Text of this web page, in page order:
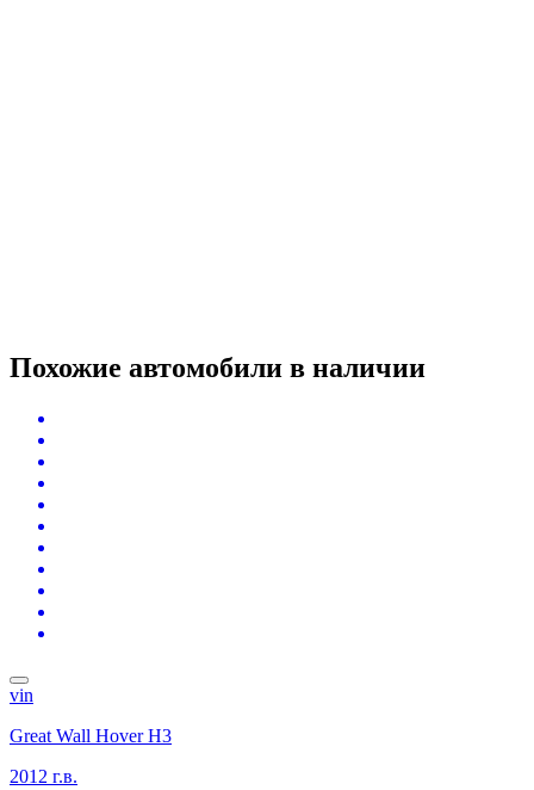
Похожие автомобили в наличии
vin
Great Wall Hover H3
2012 г.в.